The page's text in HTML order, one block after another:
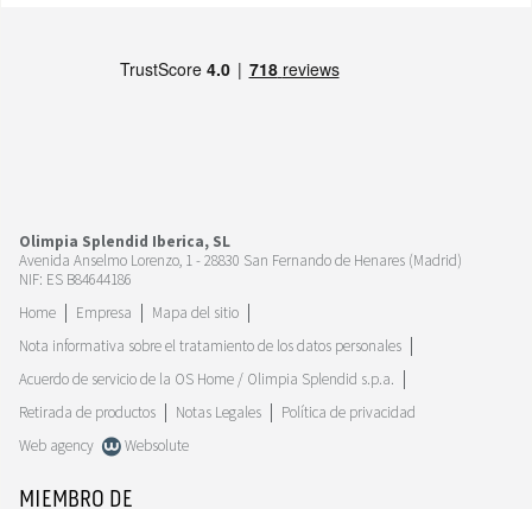
Olimpia Splendid Iberica, SL
Avenida Anselmo Lorenzo, 1 - 28830 San Fernando de Henares (Madrid)
NIF: ES B84644186
Home
Empresa
Mapa del sitio
Nota informativa sobre el tratamiento de los datos personales
Acuerdo de servicio de la OS Home / Olimpia Splendid s.p.a.
Retirada de productos
Notas Legales
Política de privacidad
Web agency
Websolute
MIEMBRO DE